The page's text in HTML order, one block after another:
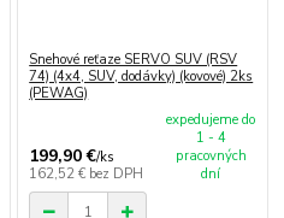
Snehové reťaze SERVO SUV (RSV
74) (4x4, SUV, dodávky) (kovové) 2ks
(PEWAG)
199,90 €/ks
162,52 € bez DPH
expedujeme do
1 - 4
pracovných
dní